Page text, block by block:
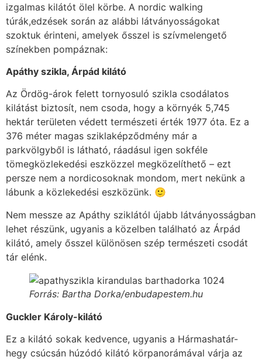
izgalmas kilátót ölel körbe. A nordic walking
túrák,edzések során az alábbi látványosságokat
szoktuk érinteni, amelyek ősszel is szívmelengető
színekben pompáznak:
Apáthy szikla, Árpád kilátó
Az Ördög-árok felett tornyosuló szikla csodálatos
kilátást biztosít, nem csoda, hogy a környék 5,745
hektár területen védett természeti érték 1977 óta. Ez a
376 méter magas sziklaképződmény már a
parkvölgyből is látható, ráadásul igen sokféle
tömegközlekedési eszközzel megközelíthető – ezt
persze nem a nordicosoknak mondom, mert nekünk a
lábunk a közlekedési eszközünk. 🙂
Nem messze az Apáthy sziklától újabb látványosságban
lehet részünk, ugyanis a közelben található az Árpád
kilátó, amely ősszel különösen szép természeti csodát
tár elénk.
Forrás: Bartha Dorka/enbudapestem.hu
Guckler Károly-kilátó
Ez a kilátó sokak kedvence, ugyanis a Hármashatár-
hegy csúcsán húzódó kilátó körpanorámával várja az